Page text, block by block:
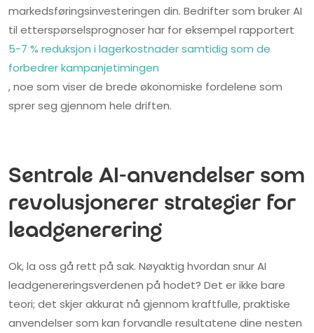
markedsføringsinvesteringen din. Bedrifter som bruker AI
til etterspørselsprognoser har for eksempel rapportert
5-7 % reduksjon i lagerkostnader samtidig som de
forbedrer kampanjetimingen
, noe som viser de brede økonomiske fordelene som
sprer seg gjennom hele driften.
Sentrale AI-anvendelser som
revolusjonerer strategier for
leadgenerering
Ok, la oss gå rett på sak. Nøyaktig hvordan snur AI
leadgenereringsverdenen på hodet? Det er ikke bare
teori; det skjer akkurat nå gjennom kraftfulle, praktiske
anvendelser som kan forvandle resultatene dine nesten